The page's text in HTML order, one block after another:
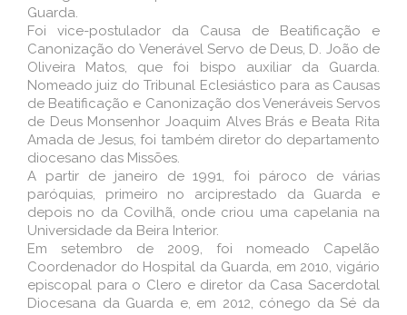
Guarda.
Foi vice-postulador da Causa de Beatificação e
Canonização do Venerável Servo de Deus, D. João de
Oliveira Matos, que foi bispo auxiliar da Guarda.
Nomeado juiz do Tribunal Eclesiástico para as Causas
de Beatificação e Canonização dos Veneráveis Servos
de Deus Monsenhor Joaquim Alves Brás e Beata Rita
Amada de Jesus, foi também diretor do departamento
diocesano das Missões.
A partir de janeiro de 1991, foi pároco de várias
paróquias, primeiro no arciprestado da Guarda e
depois no da Covilhã, onde criou uma capelania na
Universidade da Beira Interior.
Em setembro de 2009, foi nomeado Capelão
Coordenador do Hospital da Guarda, em 2010, vigário
episcopal para o Clero e diretor da Casa Sacerdotal
Diocesana da Guarda e, em 2012, cónego da Sé da